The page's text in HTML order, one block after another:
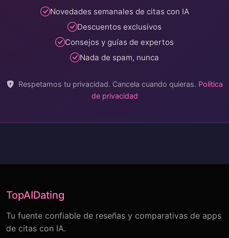
Novedades semanales de citas con IA
Descuentos exclusivos
Consejos y guías de expertos
Nada de spam, nunca
Respetamos tu privacidad. Cancela cuando quieras. Política
de privacidad
TopAIDating
Tu fuente confiable de reseñas y comparativas de apps
de citas con IA.